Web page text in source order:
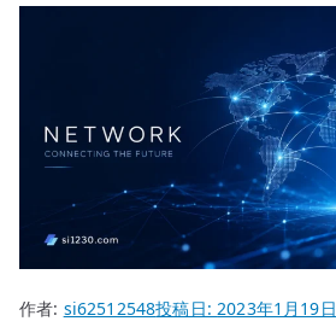
作者: si62512548投稿日:2023年1月19日